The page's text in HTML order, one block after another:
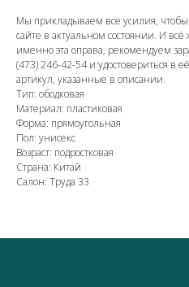
Мы прикладываем все усилия,
сайте в актуальном состоянии. И всё
именно эта оправа, рекомендуем
(473) 246-42-54и удостовериться в
артикул, указанные в описании.
Тип: ободковая
Материал: пластиковая
Форма: прямоугольная
Пол: унисекс
Возраст: подростковая
Страна: Китай
Салон: Труда 33